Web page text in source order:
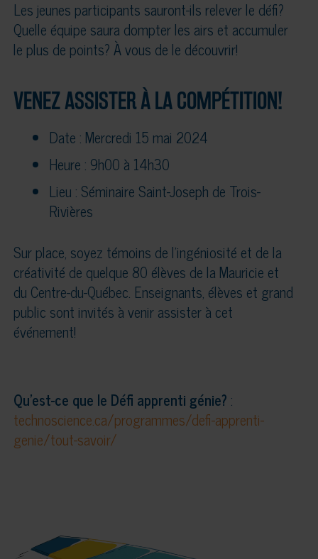
Les jeunes participants sauront-ils relever le défi?
Quelle équipe saura dompter les airs et accumuler
le plus de points? À vous de le découvrir!
VENEZ ASSISTER À LA COMPÉTITION!
Date : Mercredi 15 mai 2024
Heure : 9h00 à 14h30
Lieu : Séminaire Saint-Joseph de Trois-
Rivières
Sur place, soyez témoins de l’ingéniosité et de la
créativité de quelque 80 élèves de la Mauricie et
du Centre-du-Québec. Enseignants, élèves et grand
public sont invités à venir assister à cet
événement!
Qu’est-ce que le Défi apprenti génie? :
technoscience.ca/programmes/defi-apprenti-
genie/tout-savoir/